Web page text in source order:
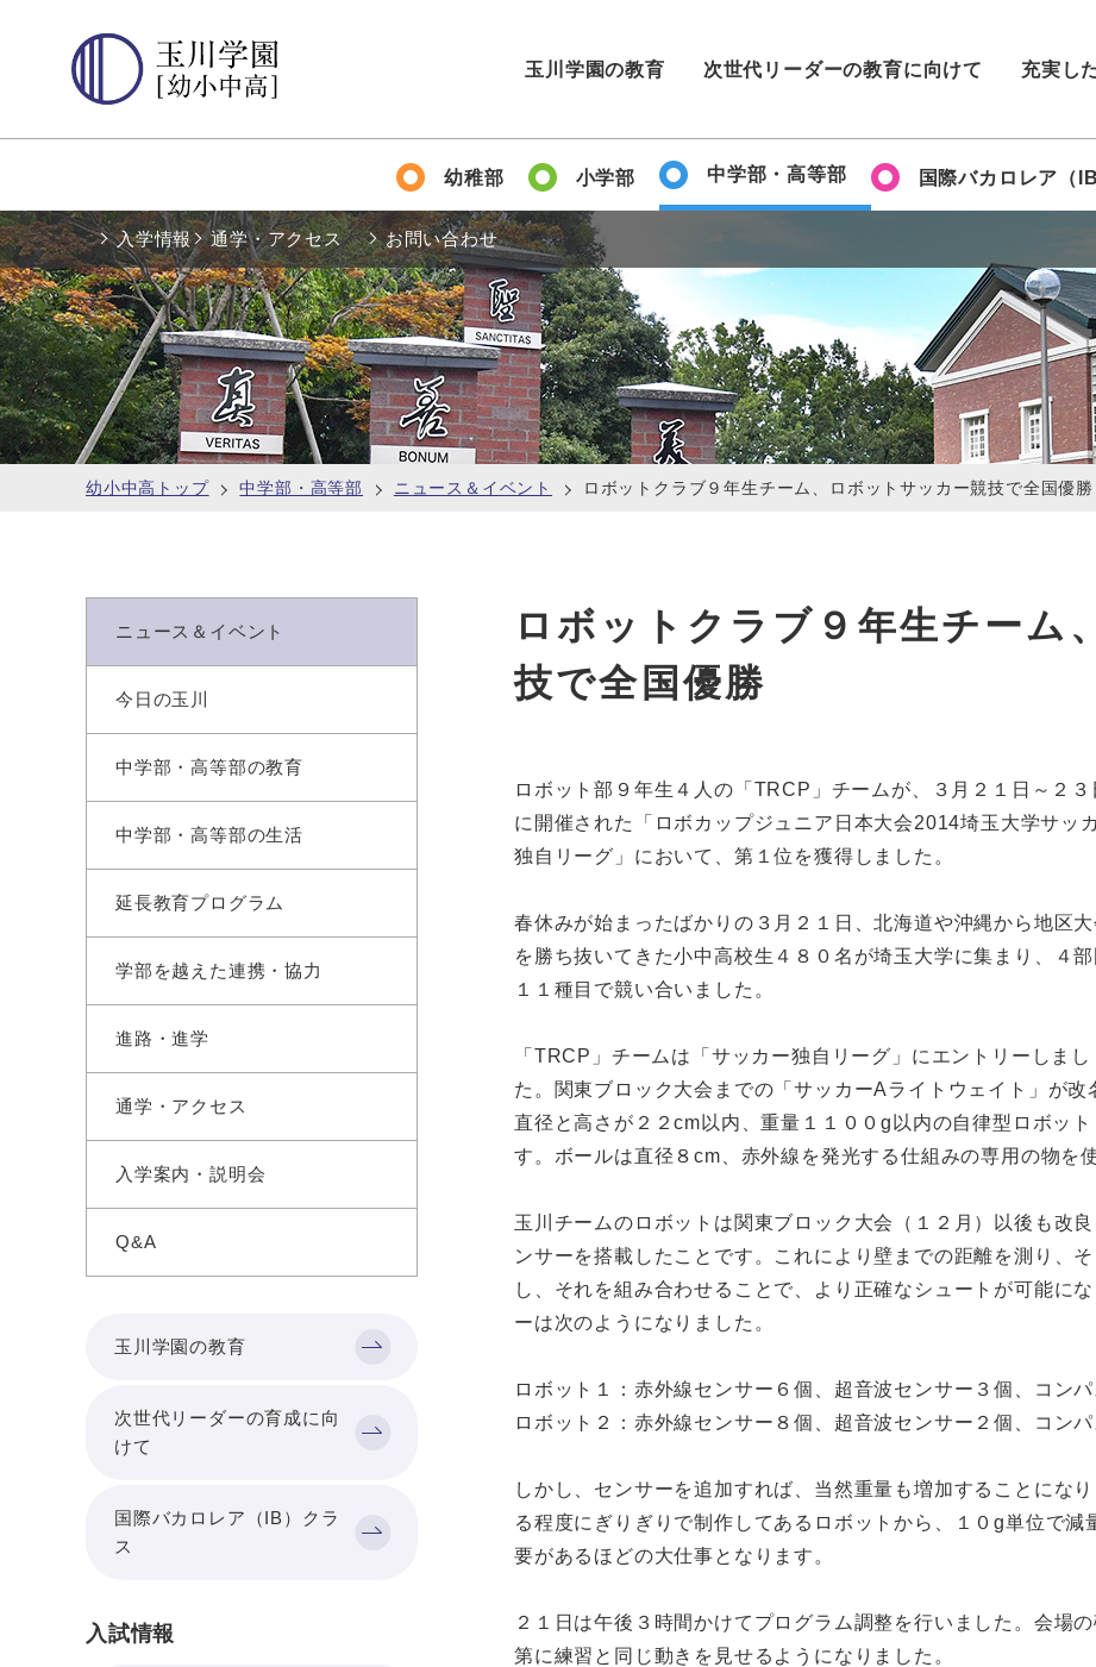
玉川学園の教育 次世代リーダーの教育に向けて 充実し
幼稚部 小学部 中学部・高等部 国際バカロレア（
入学情報 通学・アクセス お問い合わせ
幼小中高トップ 中学部・高等部 ニュース＆イベント ロボットクラブ９年生チーム、ロボットサッカー競技で全国優勝
ロボットクラブ９年生チーム
技で全国優勝
ロボット部９年生４人の「TRCP」チームが、３月２１日～２３
に開催された「ロボカップジュニア日本大会2014埼玉大学サッ
独自リーグ」において、第１位を獲得しました。
春休みが始まったばかりの３月２１日、北海道や沖縄から地区大
を勝ち抜いてきた小中高校生４８０名が埼玉大学に集まり、４部
１１種目で競い合いました。
「TRCP」チームは「サッカー独自リーグ」にエントリーしまし
た。関東ブロック大会までの「サッカーAライトウェイト」が改
直径と高さが２２cm以内、重量１１００g以内の自律型ロボッ
す。ボールは直径８cm、赤外線を発光する仕組みの専用の物を
玉川チームのロボットは関東ブロック大会（１２月）以後も改
ンサーを搭載したことです。これにより壁までの距離を測り、
し、それを組み合わせることで、より正確なシュートが可能に
ーは次のようになりました。
ロボット１：赤外線センサー６個、超音波センサー３個、コン
ロボット２：赤外線センサー８個、超音波センサー２個、コン
しかし、センサーを追加すれば、当然重量も増加することにな
る程度にぎりぎりで制作してあるロボットから、１０g単位で
要があるほどの大仕事となります。
２１日は午後３時間かけてプログラム調整を行いました。会場
第に練習と同じ動きを見せるようになりました。
ニュース＆イベント
今日の玉川
中学部・高等部の教育
中学部・高等部の生活
延長教育プログラム
学部を越えた連携・協力
進路・進学
通学・アクセス
入学案内・説明会
Q&A
玉川学園の教育
次世代リーダーの育成に向
けて
国際バカロレア（IB）クラ
ス
入試情報